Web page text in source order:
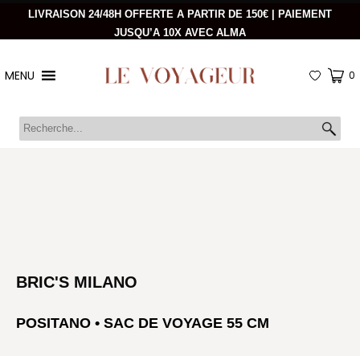
LIVRAISON 24/48H OFFERTE A PARTIR DE 150€ | PAIEMENT
JUSQU’A 10X AVEC ALMA
MENU 0
BRIC'S MILANO
POSITANO • SAC DE VOYAGE 55 CM